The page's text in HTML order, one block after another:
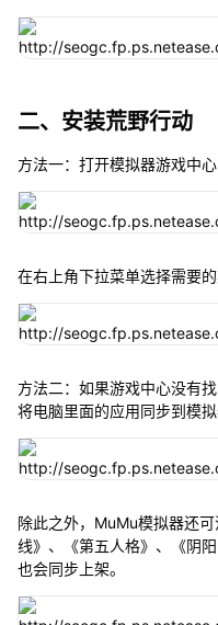
二、安装荒野行动
方法一：打开模拟器游戏中
在右上角下拉菜单选择需要的
方法二：如果游戏中心没有
将电脑里面的应用同步到模拟
除此之外，MuMu模拟器还
线》、《第五人格》、《阴
也会同步上架。